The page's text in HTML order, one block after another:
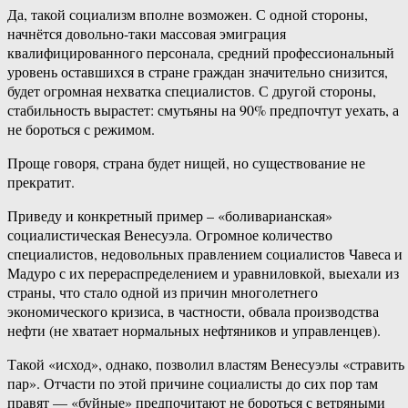
Да, такой социализм вполне возможен. С одной стороны,
начнётся довольно-таки массовая эмиграция
квалифицированного персонала, средний профессиональный
уровень оставшихся в стране граждан значительно снизится,
будет огромная нехватка специалистов. С другой стороны,
стабильность вырастет: смутьяны на 90% предпочтут уехать, а
не бороться с режимом.
Проще говоря, страна будет нищей, но существование не
прекратит.
Приведу и конкретный пример – «боливарианская»
социалистическая Венесуэла. Огромное количество
специалистов, недовольных правлением социалистов Чавеса и
Мадуро с их перераспределением и уравниловкой, выехали из
страны, что стало одной из причин многолетнего
экономического кризиса, в частности, обвала производства
нефти (не хватает нормальных нефтяников и управленцев).
Такой «исход», однако, позволил властям Венесуэлы «стравить
пар». Отчасти по этой причине социалисты до сих пор там
правят — «буйные» предпочитают не бороться с ветряными